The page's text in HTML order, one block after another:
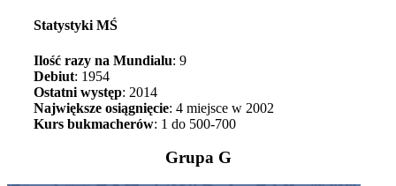
Statystyki MŚ
Ilość razy na Mundialu: 9
Debiut: 1954
Ostatni występ: 2014
Największe osiągnięcie: 4 miejsce w 2002
Kurs bukmacherów: 1 do 500-700
Grupa G